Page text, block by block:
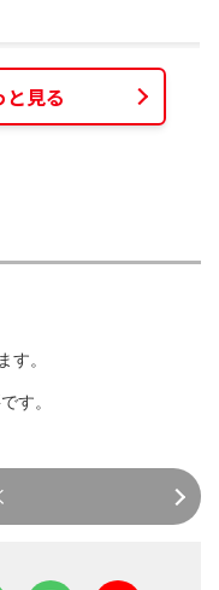
と見る
す。
す。